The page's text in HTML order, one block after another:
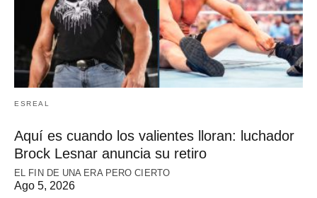
ESREAL
Aquí es cuando los valientes lloran: luchador
Brock Lesnar anuncia su retiro
EL FIN DE UNA ERA PERO CIERTO
Ago 5, 2026